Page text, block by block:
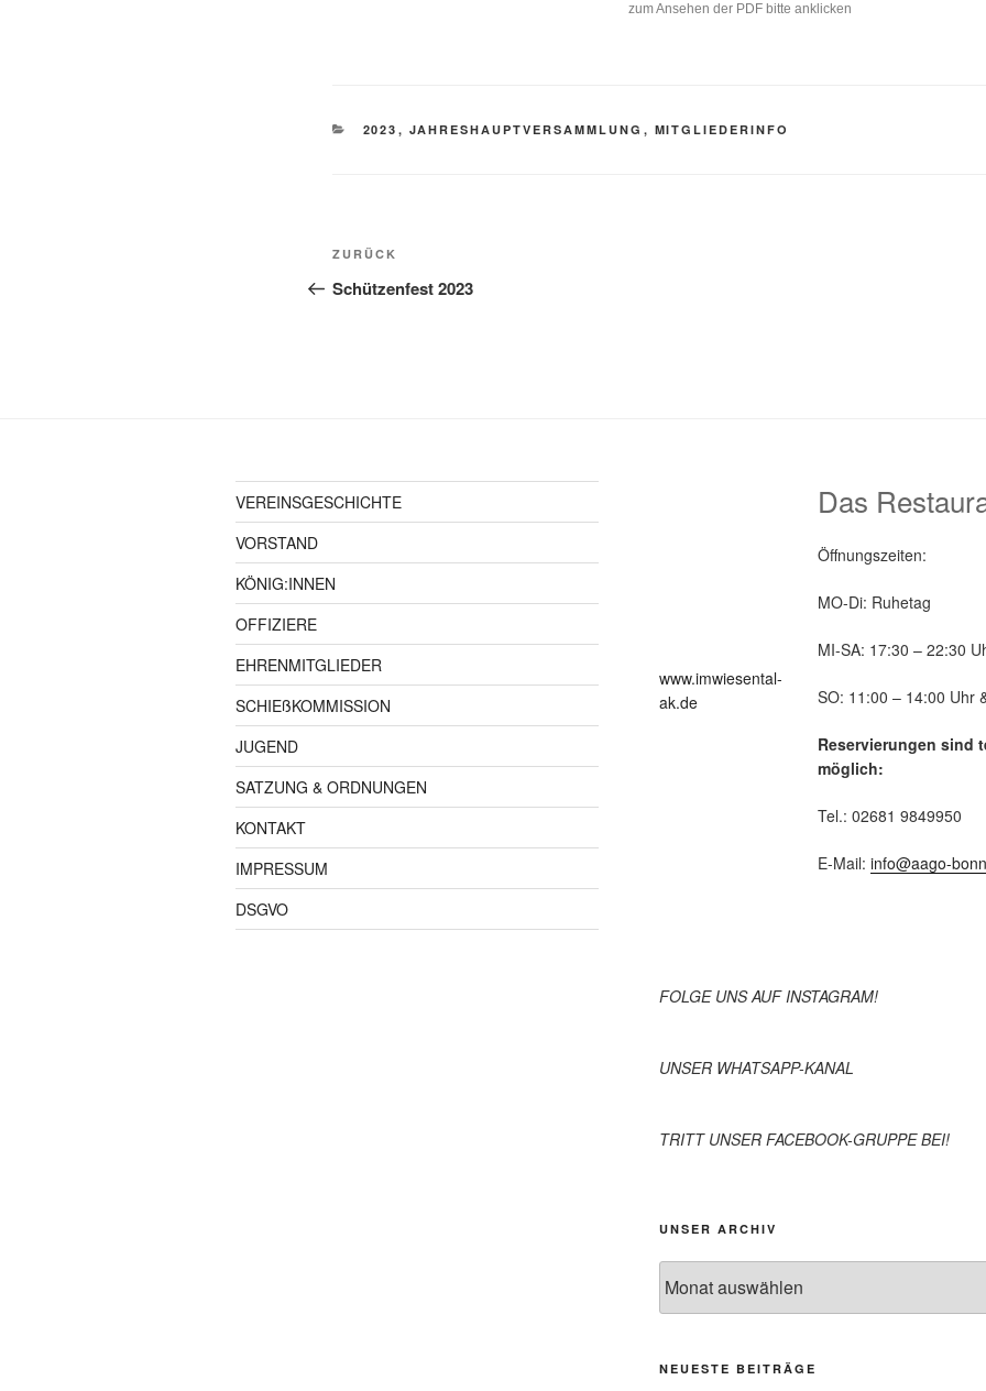
zum Ansehen der PDF bitte anklicken
2023 , JAHRESHAUPTVERSAMMLUNG , MITGLIEDERINFO
ZURÜCK
Schützenfest 2023
VEREINSGESCHICHTE
VORSTAND
KÖNIG:INNEN
OFFIZIERE
EHRENMITGLIEDER
SCHIEßKOMMISSION
JUGEND
SATZUNG & ORDNUNGEN
KONTAKT
IMPRESSUM
DSGVO
www.imwiesental-
ak.de
Das
Öffnungszeiten:
MO-Di: Ruhetag
MI-SA: 17:30 – 22:30
SO: 11:00 – 14:00 Uhr
Reservierungen sind
möglich:
Tel.: 02681 9849950
E-Mail:info@aago-
FOLGE UNS AUF INSTAGRAM!
UNSER WHATSAPP-KANAL
TRITT UNSER FACEBOOK-GRUPPE BEI!
UNSER ARCHIV
NEUESTE BEITRÄGE